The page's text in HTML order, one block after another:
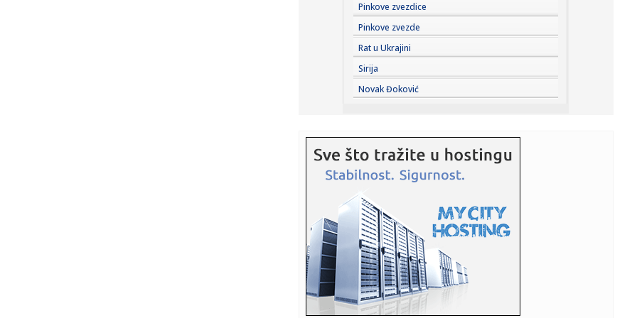
22:52:Rekordne temperature mijenjaju život širom Evrope:
Požari, su...
22:51:Najavljen električni Ford Fathom
22:50:Nizak nivo Dunava otkrio most rimskog cara Konstantina!
Priroda p...
22:46: Nazire se katastrofa; Kijev kriv za sve? FOTO/VIDEO
22:43:
Pazara
22:43:Slovačka izmerila rekordnu temperaturu od 42,2 stepena
Celzijusa
22:39:Sad VAR nema šta da traži – pogodio Zubairu VIDEO
22:39:Od sutra restrikcije vode u delovima opštine Arilje
Pinkove zvezdice
Pinkove zvezde
Rat u Ukrajini
Sirija
Novak Đoković